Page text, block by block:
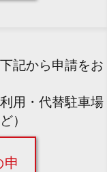
記から申請をお
用・代替駐車場
）